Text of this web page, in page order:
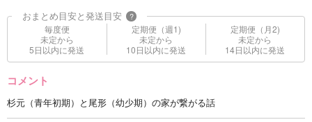
おまとめ目安と発送目安 ?
毎度便
未定から
5日以内に発送
定期便（週1)
未定から
10日以内に発送
定期便（月2)
未定から
14日以内に発送
コメント
杉元（青年初期）と尾形（幼少期）の家が繋がる話